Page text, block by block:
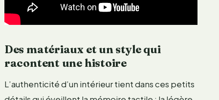
Des matériaux et un style qui
racontent une histoire
L’authenticité d’un intérieur tient dans ces petits